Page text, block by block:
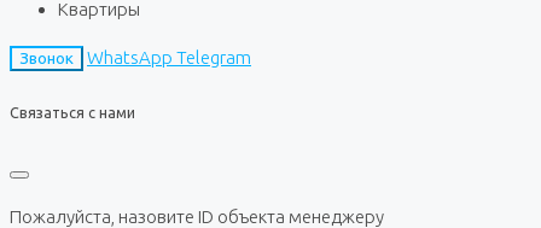
Квартиры
Звонок WhatsApp Telegram
Связаться с нами
Пожалуйста, назовите ID объекта менеджеру